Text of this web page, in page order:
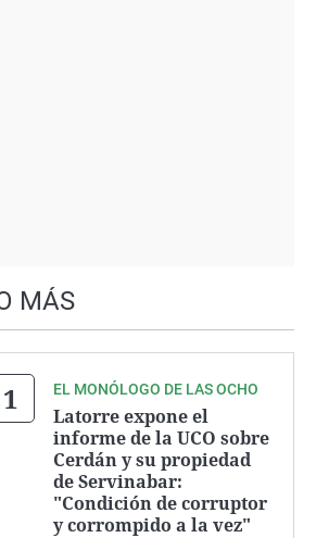
MÁS
EL MONÓLOGO DE LAS OCHO
Latorre expone el
informe de la UCO sobre
Cerdán y su propiedad
de Servinabar:
"Condición de corruptor
y corrompido a la vez"